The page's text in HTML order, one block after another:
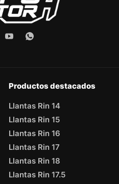
Productos destacados
Llantas Rin 14
Llantas Rin 15
Llantas Rin 16
Llantas Rin 17
Llantas Rin 18
Llantas Rin 17.5